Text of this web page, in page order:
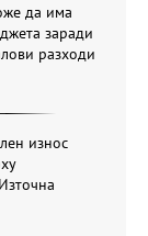
да има
заради
разходи
износ